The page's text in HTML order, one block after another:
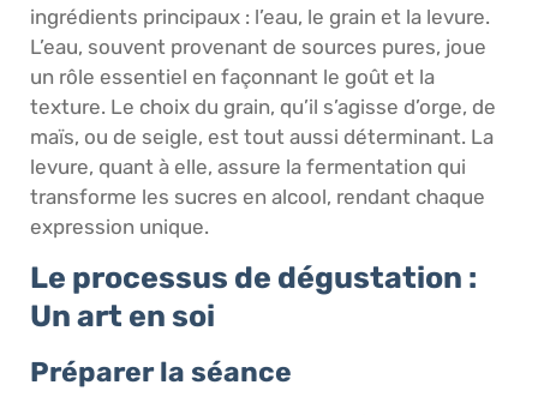
ingrédients principaux : l’eau, le grain et la levure.
L’eau, souvent provenant de sources pures, joue
un rôle essentiel en façonnant le goût et la
texture. Le choix du grain, qu’il s’agisse d’orge, de
maïs, ou de seigle, est tout aussi déterminant. La
levure, quant à elle, assure la fermentation qui
transforme les sucres en alcool, rendant chaque
expression unique.
Le processus de dégustation :
Un art en soi
Préparer la séance